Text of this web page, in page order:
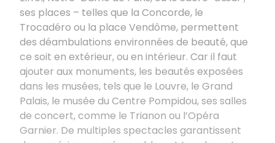
ses places – telles que la Concorde, le
Trocadéro ou la place Vendôme, permettent
des déambulations environnées de beauté, que
ce soit en extérieur, ou en intérieur. Car il faut
ajouter aux monuments, les beautés exposées
dans les musées, tels que le Louvre, le Grand
Palais, le musée du Centre Pompidou, ses salles
de concert, comme le Trianon ou l’Opéra
Garnier. De multiples spectacles garantissent